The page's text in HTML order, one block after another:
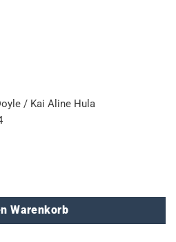
/ Kai Aline Hula
Baskervilles Menge
Warenkorb